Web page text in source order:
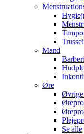
Mand
Øre
Øvrige
Se alle